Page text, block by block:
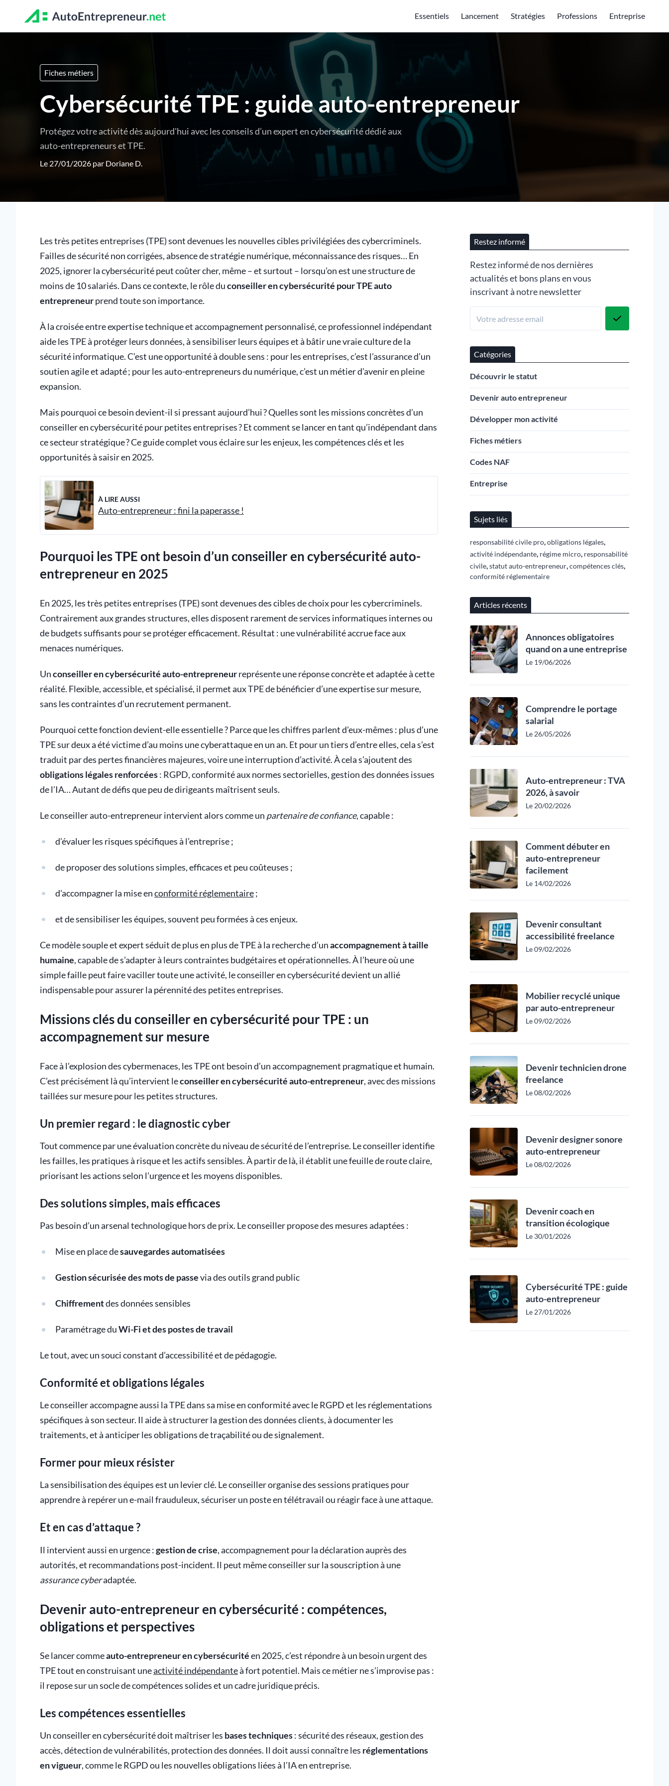
Essentiels Lancement Stratégies Professions Entreprise
Fiches métiers
Cybersécurité TPE : guide auto-entrepreneur
Protégez votre activité dès aujourd'hui avec les conseils d’un expert en cybersécurité dédié aux
auto-entrepreneurs et TPE.
Le 27/01/2026 par Doriane D.
Les très petites entreprises (TPE) sont devenues les nouvelles cibles privilégiées des cybercriminels.
Failles de sécurité non corrigées, absence de stratégie numérique, méconnaissance des risques… En
2025, ignorer la cybersécurité peut coûter cher, même – et surtout – lorsqu’on est une structure de
moins de 10 salariés. Dans ce contexte, le rôle duconseiller en cybersécurité pour TPE auto
entrepreneurprend toute son importance.
À la croisée entre expertise technique et accompagnement personnalisé, ce professionnel indépendant
aide les TPE à protéger leurs données, à sensibiliser leurs équipes et à bâtir une vraie culture de la
sécurité informatique. C’est une opportunité à double sens : pour les entreprises, c’est l’assurance d’un
soutien agile et adapté ; pour les auto-entrepreneurs du numérique, c’est un métier d’avenir en pleine
expansion.
Mais pourquoi ce besoin devient-il si pressant aujourd’hui ? Quelles sont les missions concrètes d’un
conseiller en cybersécurité pour petites entreprises ? Et comment se lancer en tant qu’indépendant dans
ce secteur stratégique ? Ce guide complet vous éclaire sur les enjeux, les compétences clés et les
opportunités à saisir en 2025.
À LIRE AUSSI
Auto-entrepreneur : fini la paperasse !
Pourquoi les TPE ont besoin d’un conseiller en cybersécurité auto-
entrepreneur en 2025
En 2025, les très petites entreprises (TPE) sont devenues des cibles de choix pour les cybercriminels.
Contrairement aux grandes structures, elles disposent rarement de services informatiques internes ou
de budgets suffisants pour se protéger efficacement. Résultat : une vulnérabilité accrue face aux
menaces numériques.
Unconseiller en cybersécurité auto-entrepreneurreprésente une réponse concrète et adaptée à cette
réalité. Flexible, accessible, et spécialisé, il permet aux TPE de bénéficier d’une expertise sur mesure,
sans les contraintes d’un recrutement permanent.
Pourquoi cette fonction devient-elle essentielle ? Parce que les chiffres parlent d’eux-mêmes : plus d’une
TPE sur deux a été victime d’au moins une cyberattaque en un an. Et pour un tiers d’entre elles, cela s’est
traduit par des pertes financières majeures, voire une interruption d’activité. À cela s’ajoutent des
obligations légales renforcées: RGPD, conformité aux normes sectorielles, gestion des données issues
de l’IA… Autant de défis que peu de dirigeants maîtrisent seuls.
Le conseiller auto-entrepreneur intervient alors comme un partenaire de confiance, capable :
d’évaluer les risques spécifiques à l’entreprise ;
de proposer des solutions simples, efficaces et peu coûteuses ;
d'accompagner la mise enconformité réglementaire;
et de sensibiliser les équipes, souvent peu formées à ces enjeux.
Ce modèle souple et expert séduit de plus en plus de TPE à la recherche d’unaccompagnement à taille
humaine, capable de s’adapter à leurs contraintes budgétaires et opérationnelles. À l’heure où une
simple faille peut faire vaciller toute une activité, le conseiller en cybersécurité devient un allié
indispensable pour assurer la pérennité des petites entreprises.
Missions clés du conseiller en cybersécurité pour TPE : un
accompagnement sur mesure
Face à l’explosion des cybermenaces, les TPE ont besoin d’un accompagnement pragmatique et humain.
C’est précisément là qu’intervient leconseiller en cybersécurité auto-entrepreneur, avec des missions
taillées sur mesure pour les petites structures.
Un premier regard : le diagnostic cyber
Tout commence par une évaluation concrète du niveau de sécurité de l’entreprise. Le conseiller identifie
les failles, les pratiques à risque et les actifs sensibles. À partir de là, il établit une feuille de route claire,
priorisant les actions selon l’urgence et les moyens disponibles.
Des solutions simples, mais efficaces
Pas besoin d’un arsenal technologique hors de prix. Le conseiller propose des mesures adaptées :
Mise en place desauvegardes automatisées
Gestion sécurisée des mots de passevia des outils grand public
Chiffrementdes données sensibles
Paramétrage duWi-Fi et des postes de travail
Le tout, avec un souci constant d’accessibilité et de pédagogie.
Conformité et obligations légales
Le conseiller accompagne aussi la TPE dans sa mise en conformité avec le RGPD et les réglementations
spécifiques à son secteur. Il aide à structurer la gestion des données clients, à documenter les
traitements, et à anticiper les obligations de traçabilité ou de signalement.
Former pour mieux résister
La sensibilisation des équipes est un levier clé. Le conseiller organise des sessions pratiques pour
apprendre à repérer un e-mail frauduleux, sécuriser un poste en télétravail ou réagir face à une attaque.
Et en cas d’attaque ?
Il intervient aussi en urgence :gestion de crise, accompagnement pour la déclaration auprès des
autorités, et recommandations post-incident. Il peut même conseiller sur la souscription à une
assurance cyberadaptée.
Devenir auto-entrepreneur en cybersécurité : compétences,
obligations et perspectives
Se lancer commeauto-entrepreneur en cybersécuritéen 2025, c’est répondre à un besoin urgent des
TPE tout en construisant uneactivité indépendanteà fort potentiel. Mais ce métier ne s’improvise pas :
il repose sur un socle de compétences solides et un cadre juridique précis.
Les compétences essentielles
Un conseiller en cybersécurité doit maîtriser les bases techniques: sécurité des réseaux, gestion des
accès, détection de vulnérabilités, protection des données. Il doit aussi connaître les réglementations
en vigueur, comme le RGPD ou les nouvelles obligations liées à l’IA en entreprise.
Restez informé
Restez informé de nos dernières
actualités et bons plans en vous
inscrivant à notre newsletter
Catégories
Découvrir le statut
Devenir auto entrepreneur
Développer mon activité
Fiches métiers
Codes NAF
Entreprise
Sujets liés
responsabilité civile pro,obligations légales,
activité indépendante, régime micro, responsabilité
civile,statut auto-entrepreneur,compétences clés,
conformité réglementaire
Articles récents
Annonces obligatoires
quand on a une entreprise
Le 19/06/2026
Comprendre le portage
salarial
Le 26/05/2026
Auto-entrepreneur : TVA
2026, à savoir
Le 20/02/2026
Comment débuter en
auto-entrepreneur
facilement
Le 14/02/2026
Devenir consultant
accessibilité freelance
Le 09/02/2026
Mobilier recyclé unique
par auto-entrepreneur
Le 09/02/2026
Devenir technicien drone
freelance
Le 08/02/2026
Devenir designer sonore
auto-entrepreneur
Le 08/02/2026
Devenir coach en
transition écologique
Le 30/01/2026
Cybersécurité TPE : guide
auto-entrepreneur
Le 27/01/2026